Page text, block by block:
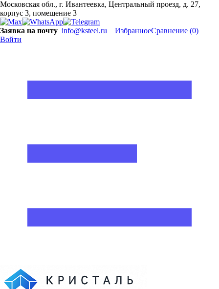
Московская обл., г. Ивантеевка, Центральный проезд, д. 27,
корпус 3, помещение 3
Заявка на почту info@ksteel.ru ИзбранноеСравнение (0)
Войти